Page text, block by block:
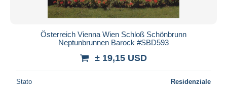
Österreich Vienna Wien Schloß Schönbrunn
Neptunbrunnen Barock #SBD593
± 19,15 USD
Stato Residenziale